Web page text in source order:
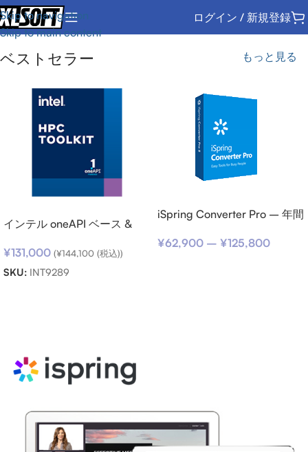
Skip to navigation
Skip to main content
ログイン / 新規登録
ベストセラー もっと見る
インテル oneAPI ベース &
ノード) SSR (期限内更新用)
¥131,000 (¥144,100 (税込))
SKU: INT9289
iSpring Converter Pro – 年間
¥62,900 – ¥125,800